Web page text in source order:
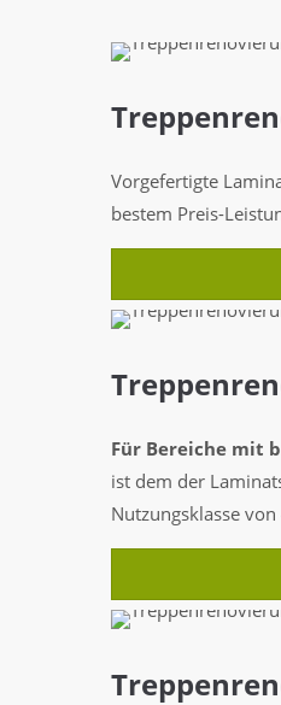
Vorgefertigte
bestem Preis-
Für Bereiche mit
ist dem der
Nutzungsklasse